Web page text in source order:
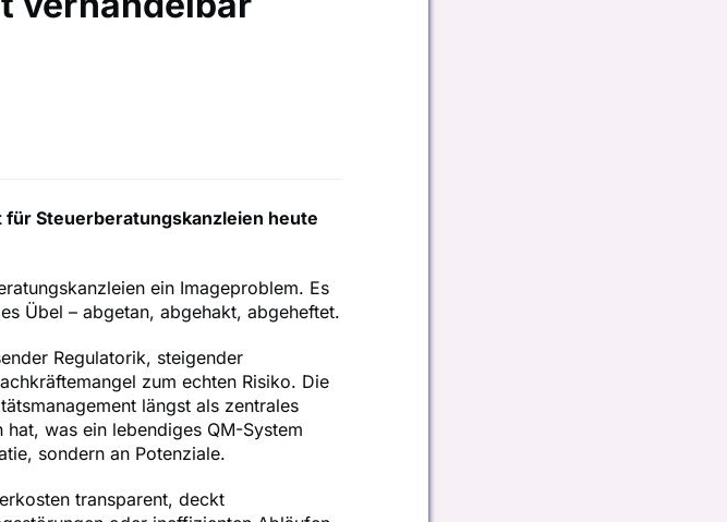
Steuerberatungskanzleien heute
ein Imageproblem. Es
Übel – abgetan, abgehakt, abgeheftet.
Regulatorik, steigender
zum echten Risiko. Die
längst als zentrales
was ein lebendiges QM-System
sondern an Potenziale.
transparent, deckt